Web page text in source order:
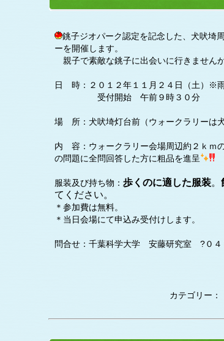
銚子ジオパーク認定を記念した、犬吠埼
ーを開催します。
親子で素敵な銚子に出会いに行きません
日 時：２０１２年１１月２４日（土）※
受付開始 午前９時３０分
場 所：犬吠埼灯台前（ウォークラリーは
内 容：ウォークラリー会場周辺約２ｋｍ
の問題に全問回答した方に粗品を進呈
服装及び持ち物： 歩くのに適した服装。
てください。
＊参加費は無料。
＊当日会場にて申込み受付けします。
問合せ：千葉科学大学 安藤研究室 ?０４
カテゴリー：